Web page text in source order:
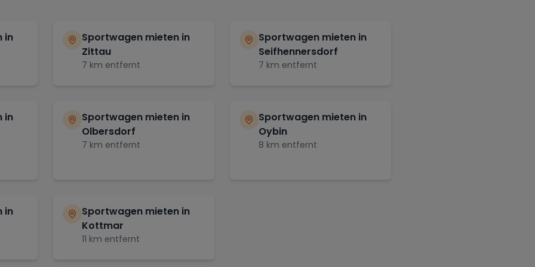
in
Sportwagen mieten in
Zittau
7 km entfernt
Sportwagen mieten in
Seifhennersdorf
7 km entfernt
in
Sportwagen mieten in
Olbersdorf
7 km entfernt
Sportwagen mieten in
Oybin
8 km entfernt
in
Sportwagen mieten in
Kottmar
11 km entfernt